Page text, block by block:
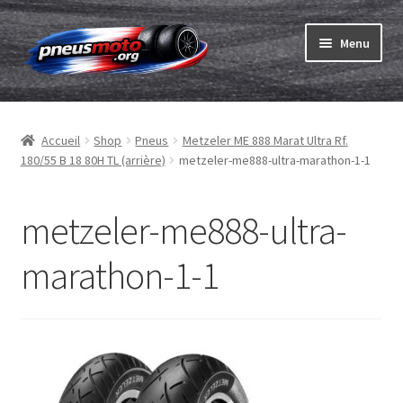
Aller
à
la
navigation
Aller
au
contenu
Menu
Pneus
Ouvrir
enfant
Chambres & fonds
le
Commander
Marques
Contact
Accueil Shop Pneus
Metzeler ME 888 Marat Ultra Rf.
180/55 B 18 80H TL (arrière)
metzeler-me888-ultra-marathon-1-1
metzeler-me888-ultra-
marathon-1-1